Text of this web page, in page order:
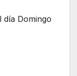
día Domingo